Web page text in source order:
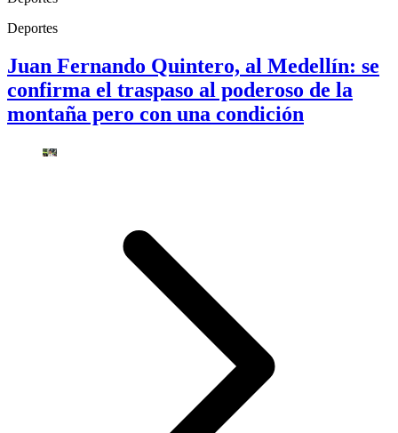
Deportes
Juan Fernando Quintero, al Medellín: se
confirma el traspaso al poderoso de la
montaña pero con una condición